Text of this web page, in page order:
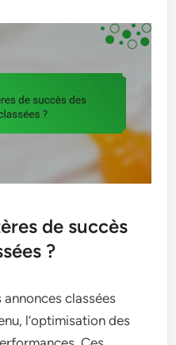
de succès
?
classées
l’optimisation des